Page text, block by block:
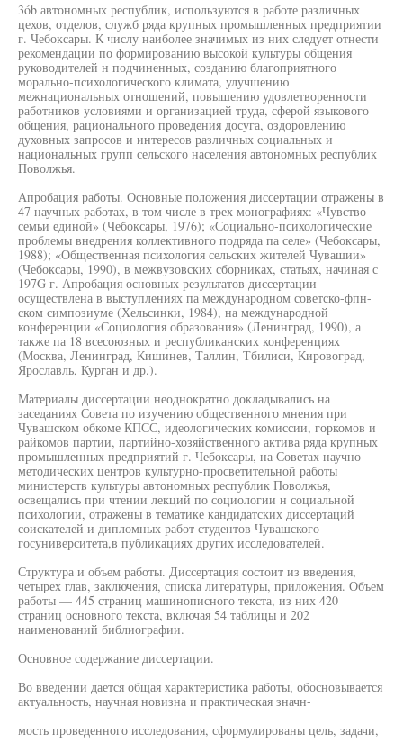
3ób автономных республик, используются в работе различных
цехов, отделов, служб ряда крупных промышленных предприятии
г. Чебоксары. К числу наиболее значимых из них следует отнести
рекомендации по формированию высокой культуры общения
руководителей н подчиненных, созданию благоприятного
морально-психологического климата, улучшению
межнациональных отношений, повышению удовлетворенности
работников условиями и организацией труда, сферой языкового
общения, рационального проведения досуга, оздоровлению
духовных запросов и интересов различных социальных и
национальных групп сельского населения автономных республик
Поволжья.
Апробация работы. Основные положения диссертации отражены в
47 научных работах, в том числе в трех монографиях: «Чувство
семьи единой» (Чебоксары, 1976); «Социально-психологические
проблемы внедрения коллективного подряда па селе» (Чебоксары,
1988); «Общественная психология сельских жителей Чувашии»
(Чебоксары, 1990), в межвузовских сборниках, статьях, начиная с
197G г. Апробация основных результатов диссертации
осуществлена в выступлениях па международном советско-фпн-
ском симпозиуме (Хельсинки, 1984), на международной
конференции «Социология образования» (Ленинград, 1990), а
также па 18 всесоюзных и республиканских конференциях
(Москва, Ленинград, Кишинев, Таллин, Тбилиси, Кировоград,
Ярославль, Курган и др.).
Материалы диссертации неоднократно докладывались на
заседаниях Совета по изучению общественного мнения при
Чувашском обкоме КПСС, идеологических комиссии, горкомов и
райкомов партии, партийно-хозяйственного актива ряда крупных
промышленных предприятий г. Чебоксары, на Советах научно-
методических центров культурно-просветительной работы
министерств культуры автономных республик Поволжья,
освещались при чтении лекций по социологии н социальной
психологии, отражены в тематике кандидатских диссертаций
соискателей и дипломных работ студентов Чувашского
госуниверситета,в публикациях других исследователей.
Структура и объем работы. Диссертация состоит из введения,
четырех глав, заключения, списка литературы, приложения. Объем
работы — 445 страниц машинописного текста, из них 420
страниц основного текста, включая 54 таблицы и 202
наименований библиографии.
Основное содержание диссертации.
Во введении дается общая характеристика работы, обосновывается
актуальность, научная новизна и практическая значн-
мость проведенного исследования, сформулированы цель, задачи,